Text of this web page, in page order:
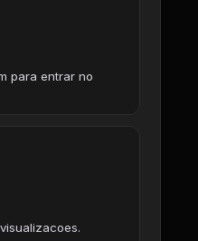
para entrar no